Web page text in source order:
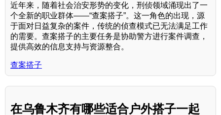
近年来，随着社会治安形势的变化，刑侦领域涌现出了一
个全新的职业群体——“查案搭子”。这一角色的出现，源
于面对日益复杂的案件，传统的侦查模式已无法满足工作
的需要。查案搭子的主要任务是协助警方进行案件调查，
提供高效的信息支持与资源整合。
查案搭子
在乌鲁木齐有哪些适合户外搭子一起